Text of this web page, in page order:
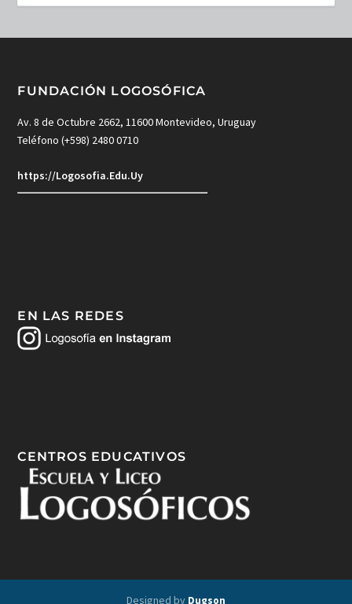
FUNDACIÓN LOGOSÓFICA
Av. 8 de Octubre 2662, 11600 Montevideo, Uruguay
Teléfono (+598) 2480 0710
https://Logosofia.Edu.Uy
EN LAS REDES
CENTROS EDUCATIVOS
Designed by Dugson